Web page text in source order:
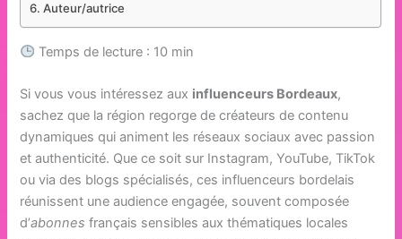
Auteur/autrice
Temps de lecture : 10 min
Si vous vous intéressez aux influenceurs Bordeaux,
sachez que la région regorge de créateurs de contenu
dynamiques qui animent les réseaux sociaux avec passion
et authenticité. Que ce soit sur Instagram, YouTube, TikTok
ou via des blogs spécialisés, ces influenceurs bordelais
réunissent une audience engagée, souvent composée
d’abonnes français sensibles aux thématiques locales